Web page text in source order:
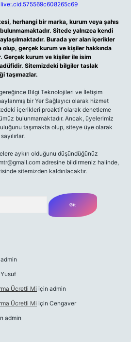
herhangi bir marka, kurum veya şahıs
Sitede yalnızca kendi
Burada yer alan içerikler
gerçek kurum ve kişiler hakkında
Gerçek kurum ve kişiler ile isim
Sitemizdeki bilgiler taslak
taşımazlar.
Bilgi Teknolojileri ve İletişim
bir Yer Sağlayıcı olarak hizmet
içerikleri proaktif olarak denetleme
bulunmamaktadır. Ancak, üyelerimiz
taşımakta olup, siteye üye olarak
aykırı olduğunu düşündüğünüz
adresine bildirmeniz halinde,
sitemizden kaldırılacaktır.
admin
Yusuf
Ücretli Mi için admin
Ücretli Mi için Cengaver
admin